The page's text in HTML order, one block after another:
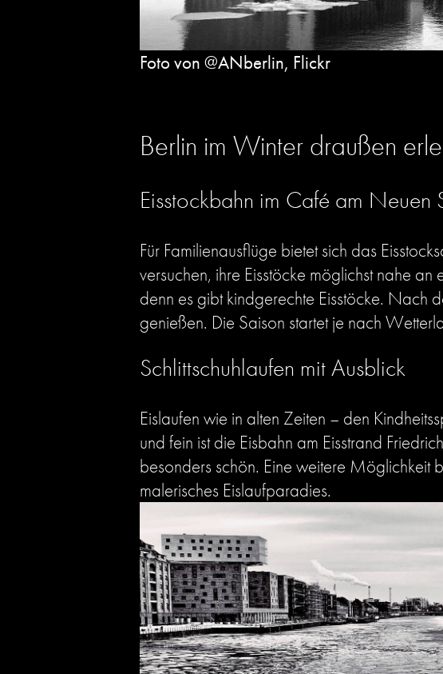
Foto von @ANberlin, Flickr
Berlin im Winter draußen
Eisstockbahn im Café am Neuen
Für Familienausflüge bietet sich das
versuchen, ihre Eisstöcke möglichst nahe
denn es gibt kindgerechte Eisstöcke. Nach
genießen. Die Saison startet je nach
Schlittschuhlaufen mit Ausblick
Eislaufen wie in alten Zeiten – den
und fein ist die Eisbahn am Eisstrand
besonders schön. Eine weitere Möglichkeit
malerisches Eislaufparadies.